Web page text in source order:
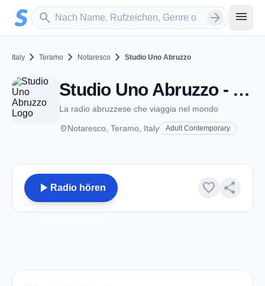
Zum Hauptinhalt springen
search
Sender suchen arrow_forward menu
Italy chevron_right Teramo chevron_right Notaresco chevron_right Studio Uno Abruzzo
Studio Uno Abruzzo - Notaresco
La radio abruzzese che viaggia nel mondo
placeNotaresco, Teramo, Italy Adult Contemporary
play_arrow Radio hören favorite share